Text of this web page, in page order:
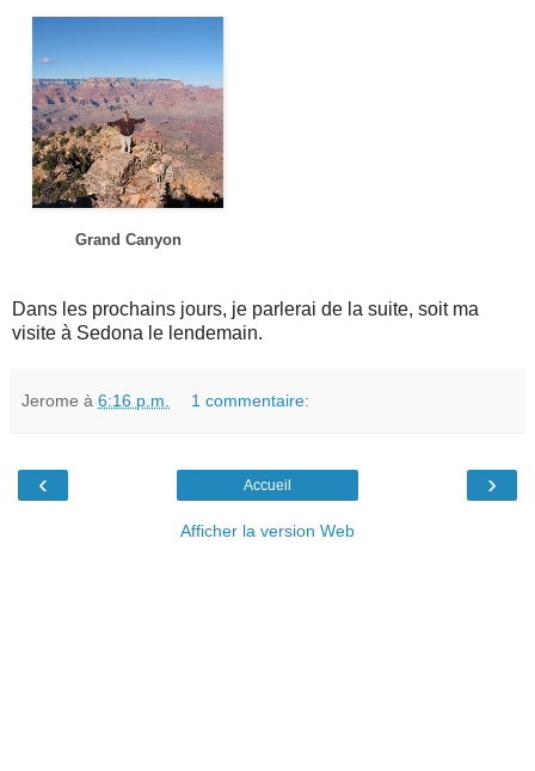
Grand Canyon
Dans les prochains jours, je parlerai de la suite, soit ma
visite à Sedona le lendemain.
Jerome à 6:16 p.m. 1 commentaire:
‹ ›
Accueil
Afficher la version Web